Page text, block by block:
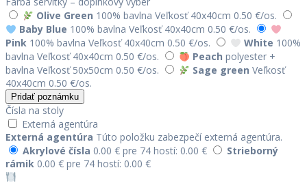
Olive Green 100% bavlna Veľkosť 40x40cm 0.50 €/os.
Baby Blue 100% bavlna Veľkosť 40x40cm 0.50 €/os.
Pink 100% bavlna Veľkosť 40x40cm 0.50 €/os. White 100%
bavlna Veľkosť 40x40cm 0.50 €/os. Peach polyester +
bavlna Veľkosť 50x50cm 0.50 €/os. Sage green Veľkosť
40x40cm 0.50 €/os.
Pridať poznámku
Čísla na stoly
Externá agentúra
Externá agentúra Túto položku zabezpečí externá agentúra.
Akrylové čísla 0.00 € pre 74 hostí: 0.00 €
Strieborný
rámik 0.00 € pre 74 hostí: 0.00 €